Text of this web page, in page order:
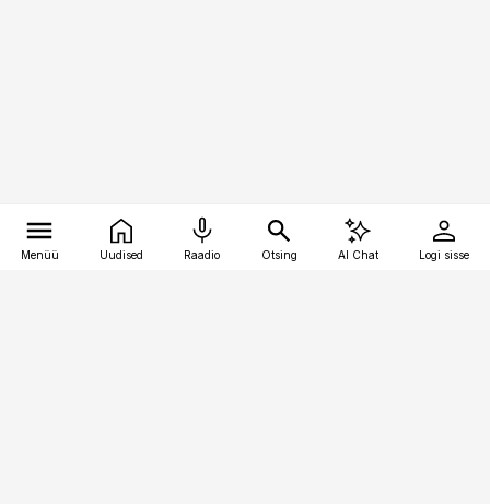
Menüü Uudised Raadio Otsing AI Chat Logi sisse